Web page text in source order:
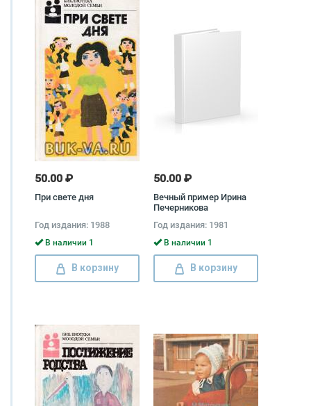
50.00 ₽
При свете дня
Год издания: 1988
В наличии 1
В корзину
50.00 ₽
Вечный пример Ирина
Печерникова
Год издания: 1981
В наличии 1
В корзину